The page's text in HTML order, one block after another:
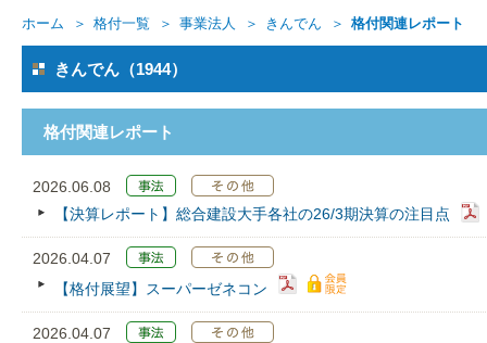
ホーム 格付一覧 事業法人 きんでん 格付関連レポート
きんでん（1944）
格付関連レポート
2026.06.08
【決算レポート】総合建設大手各社の26/3期決算の注目点
2026.04.07
【格付展望】スーパーゼネコン
2026.04.07